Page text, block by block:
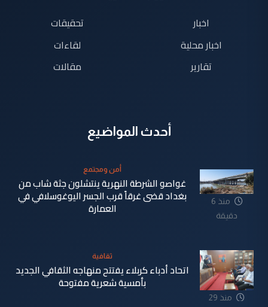
اخبار
اخبار محلية
تقارير
تحقيقات
لقاءات
مقالات
أحدث المواضيع
منذ 6
دقيقة
أمن ومجتمع
غواصو الشرطة النهرية ينتشلون جثة شاب من
بغداد قضى غرقاً قرب الجسر اليوغوسلافي في
العمارة
منذ 29
ثقافية
اتحاد أدباء كربلاء يفتتح منهاجه الثقافي الجديد
بأمسية شعرية مفتوحة